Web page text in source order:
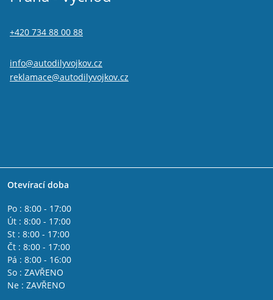
+420 734 88 00 88
info@autodilyvojkov.cz
reklamace@autodilyvojkov.cz
Otevírací doba
Po : 8:00 - 17:00
Út : 8:00 - 17:00
St : 8:00 - 17:00
Čt : 8:00 - 17:00
Pá : 8:00 - 16:00
So : ZAVŘENO
Ne : ZAVŘENO